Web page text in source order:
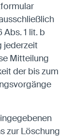
1 lit. b
jederzeit
Mitteilung
der bis zum
zur Löschung